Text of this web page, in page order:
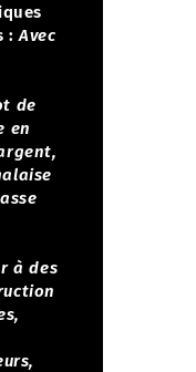
: Avec
de
en
à des